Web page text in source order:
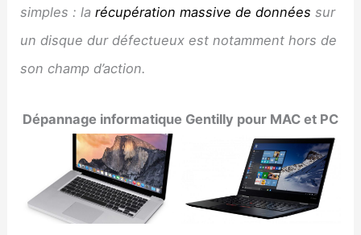
simples : larécupération massive de données sur
un disque dur défectueux est notamment hors de
son champ d’action.
Dépannage informatique Gentilly pour MAC et PC